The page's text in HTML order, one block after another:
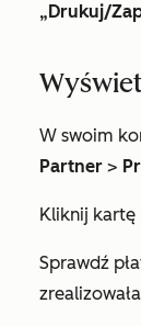
„Drukuj/
W swoim
Partner >
Kliknij kartę
Sprawdź